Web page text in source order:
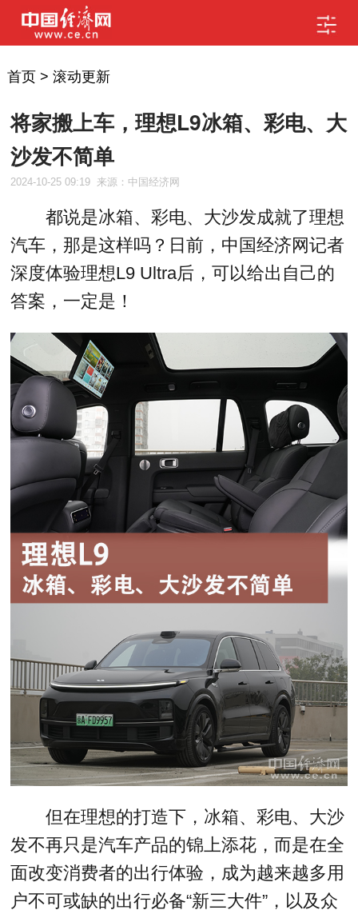
首页> 滚动更新
将家搬上车，理想L9冰箱、彩电、大
沙发不简单
2024-10-25 09:19 来源：中国经济网
都说是冰箱、彩电、大沙发成就了理想
汽车，那是这样吗？日前，中国经济网记者
深度体验理想L9 Ultra后，可以给出自己的
答案，一定是！
但在理想的打造下，冰箱、彩电、大沙
发不再只是汽车产品的锦上添花，而是在全
面改变消费者的出行体验，成为越来越多用
户不可或缺的出行必备“新三大件”，以及众